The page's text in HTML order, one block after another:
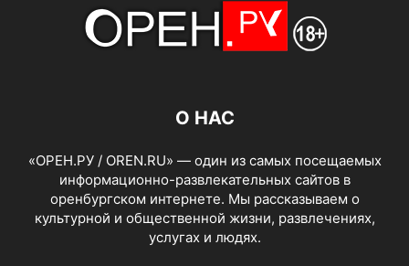
О НАС
«ОРЕН.РУ / OREN.RU» — один из самых посещаемых
информационно-развлекательных сайтов в
оренбургском интернете. Мы рассказываем о
культурной и общественной жизни, развлечениях,
услугах и людях.